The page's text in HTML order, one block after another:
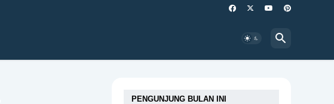
PENGUNJUNG BULAN INI